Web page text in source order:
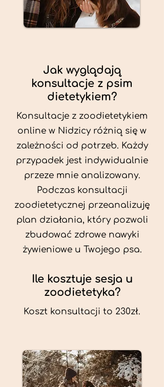
Jak wyglądają
konsultacje z psim
dietetykiem?
Konsultacje z zoodietetykiem
online w Nidzicy różnią się w
zależności od potrzeb. Każdy
przypadek jest indywidualnie
przeze mnie analizowany.
Podczas konsultacji
zoodietetycznej przeanalizuję
plan działania, który pozwoli
zbudować zdrowe nawyki
żywieniowe u Twojego psa.
Ile kosztuje sesja u
zoodietetyka?
Koszt konsultacji to 230zł.